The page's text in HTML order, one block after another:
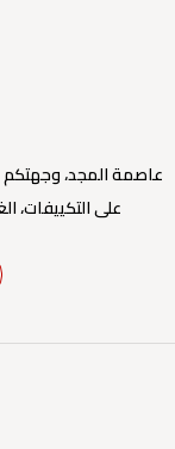
عاصمة المجد، وجهتكم
على التكييفات،